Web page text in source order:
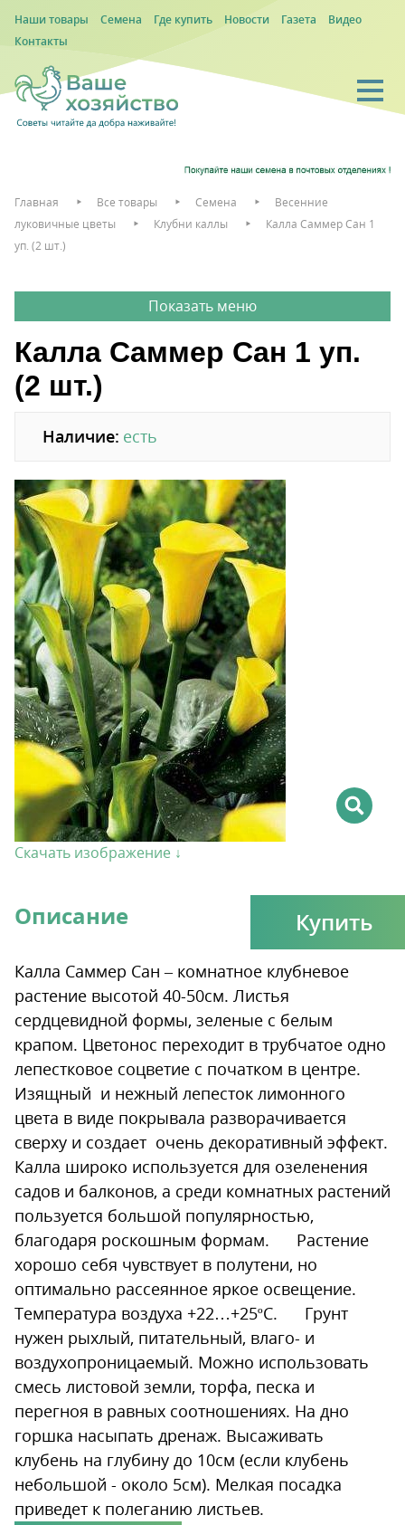
Наши товары Семена Где купить Новости Газета
Видео
Контакты
Главная Все товары Семена
Весенние
луковичные цветы
Клубни каллы
Калла Саммер Сан 1
уп. (2 шт.)
Калла Саммер Сан 1 уп.
(2 шт.)
Наличие: есть
Скачать изображение ↓
Купить
Описание
Калла Саммер Сан – комнатное клубневое
растение высотой 40-50см. Листья
сердцевидной формы, зеленые с белым
крапом. Цветонос переходит в трубчатое одно
лепестковое соцветие с початком в центре.
Изящный и нежный лепесток лимонного
цвета в виде покрывала разворачивается
сверху и создает очень декоративный эффект.
Калла широко используется для озеленения
садов и балконов, а среди комнатных растений
пользуется большой популярностью,
благодаря роскошным формам. Растение
хорошо себя чувствует в полутени, но
оптимально рассеянное яркое освещение.
Температура воздуха +22…+25ºС. Грунт
нужен рыхлый, питательный, влаго- и
воздухопроницаемый. Можно использовать
смесь листовой земли, торфа, песка и
перегноя в равных соотношениях. На дно
горшка насыпать дренаж. Высаживать
клубень на глубину до 10см (если клубень
небольшой - около 5см). Мелкая посадка
приведет к полеганию листьев.